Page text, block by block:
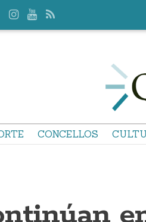
CONCELLOS